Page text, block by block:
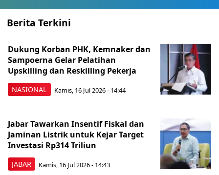
Berita Terkini
NASIONAL
Dukung Korban PHK, Kemnaker dan
Sampoerna Gelar Pelatihan
Upskilling dan Reskilling Pekerja
Kamis, 16 Jul 2026 - 14:44
JABAR
Jabar Tawarkan Insentif Fiskal dan
Jaminan Listrik untuk Kejar Target
Investasi Rp314 Triliun
Kamis, 16 Jul 2026 - 14:43